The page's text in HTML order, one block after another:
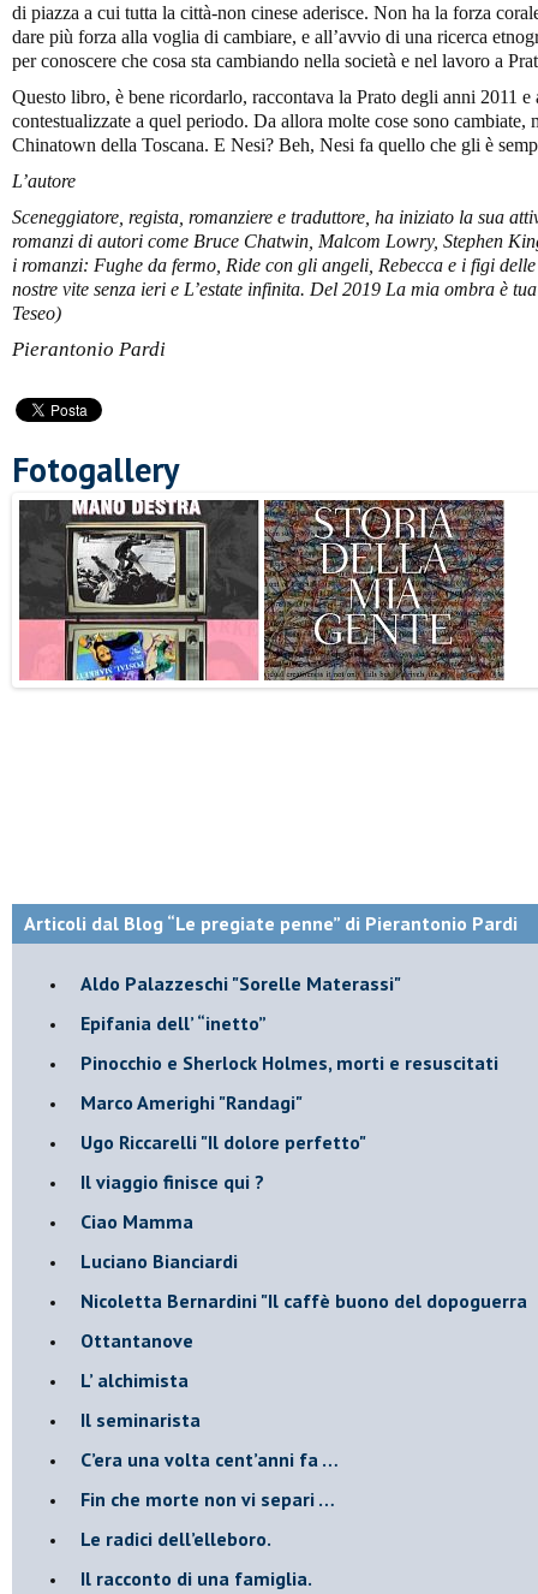
di piazza a cui tutta la città-non cinese aderisce. Non ha la forza
dare più forza alla voglia di cambiare, e all’avvio di una ricerca
per conoscere che cosa sta cambiando nella società e nel lavoro a
Questo libro, è bene ricordarlo, raccontava la Prato degli anni 2011
contestualizzate a quel periodo. Da allora molte cose sono cambiate,
Chinatown della Toscana. E Nesi? Beh, Nesi fa quello che gli è
L’autore
Sceneggiatore, regista, romanziere e traduttore, ha iniziato la sua
romanzi di autori come Bruce Chatwin, Malcom Lowry, Stephen
i romanzi: Fughe da fermo, Ride con gli angeli, Rebecca e i figi
nostre vite senza ieri e L’estate infinita. Del 2019 La mia ombra è
Teseo)
Pierantonio Pardi
Fotogallery
Articoli dal Blog “Le pregiate penne” di Pierantonio Pardi
​Aldo Palazzeschi "Sorelle Materassi"
​Epifania dell’ “inetto”
Pinocchio e Sherlock Holmes, morti e resuscitati
​Marco Amerighi "Randagi"
Ugo Riccarelli "Il dolore perfetto"
​Il viaggio finisce qui ?
​Ciao Mamma
​Luciano Bianciardi
​Nicoletta Bernardini "Il caffè buono del dopoguerra
​Ottantanove
​L’ alchimista
Il seminarista
​C’era una volta cent’anni fa …
​Fin che morte non vi separi …
​Le radici dell’elleboro.
​Il racconto di una famiglia.